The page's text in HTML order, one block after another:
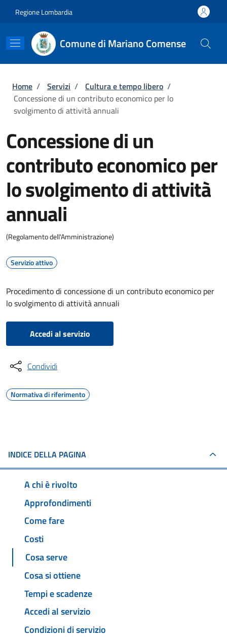
Regione Lombardia
Comune di Mariano Comense
Briciole di pane
Home / Servizi / Cultura e tempo libero /
Concessione di un contributo economico per lo
svolgimento di attività annuali
Concessione di un
contributo economico per
lo svolgimento di attività
annuali
(Regolamento dell'Amministrazione)
Servizio attivo
Procedimento di concessione di un contributo economico per
lo svolgimento di attività annuali
Accedi al servizio
Condividi
Normativa di riferimento
INDICE DELLA PAGINA
A chi è rivolto
Approfondimenti
Come fare
Costi
Cosa serve
Cosa si ottiene
Tempi e scadenze
Accedi al servizio
Condizioni di servizio